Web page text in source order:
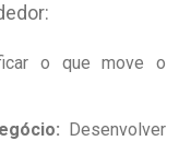
o que move o
Desenvolver